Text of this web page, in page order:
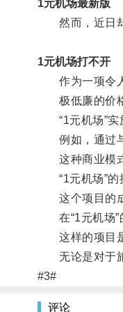
1元机场最新版
然而，近日却
1元机场打不开
作为一项令人
极低廉的价格
“1元机场”实
例如，通过与
这种商业模式
“1元机场”的
这个项目的成
在“1元机场”
这样的项目是
无论是对于旅
#3#
评论